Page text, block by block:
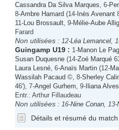
Cassandra Da Silva Marques , 6-
8-Ambre Hamard (14- Inès Avenant
11- Lou Brossault , 9-Mélie-Aube
Farard
Non utilisées : 12-Léa Lemancel ,
Guingamp U19 : 1-Manon Le
Susan Duquesne (14-Zoé Marqué
Laura Lesné , 6-Anaïs Martin (12-
Wassilah Pacaud ©, 8-Sherley
46'), 7-Angel Gurhem , 9- Iliana Alves
Entr.: Arthur Fillaudeau
Non utilisées : 16-Nine Conan , 13-
Détails et résumé du match